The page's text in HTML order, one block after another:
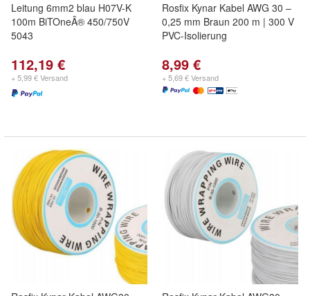
Leitung 6mm2 blau H07V-K
100m BiTOneÂ® 450/750V
5043
112,19 €
+ 5,99 € Versand
Rosfix Kynar Kabel AWG 30 –
0,25 mm Braun 200 m | 300 V
PVC-Isolierung
8,99 €
+ 5,69 € Versand